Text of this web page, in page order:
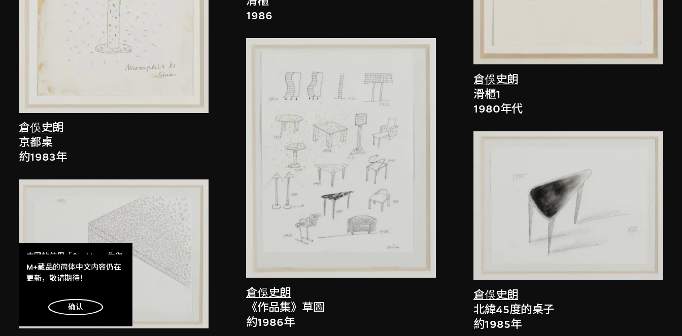
倉俁史朗
京都桌
約1983年
1986
倉俁史朗
《作品集》草圖
約1986年
倉俁史朗
滑櫃1
1980年代
倉俁史朗
北緯45度的桌子
約1985年
本网站使用「Cookies」为你
提供最好的网站体验。
了解更多
明白
M+藏品的简体中文内容仍在
更新，敬请期待！
确认